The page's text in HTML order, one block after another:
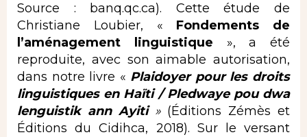
Source : banq.qc.ca). Cette étude de
Christiane Loubier, « Fondements de
l’aménagement
linguistique », a été
reproduite, avec son aimable autorisation,
dans notre livre « Plaidoyer pour les droits
linguistiques en Haïti / Pledwaye pou dwa
lenguistik ann Ayiti» (Éditions Zémès et
Éditions du Cidihca, 2018). Sur le versant